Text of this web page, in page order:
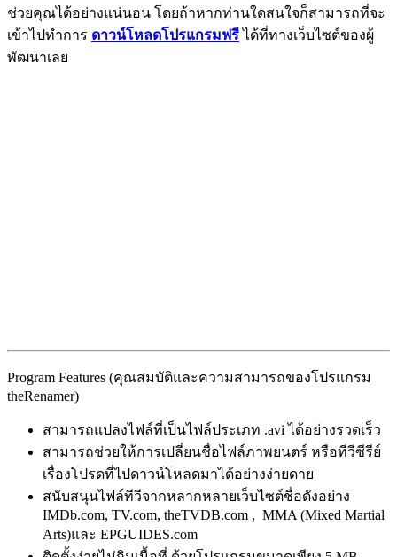
ช่วยคุณได้อย่างแน่นอน โดยถ้าหากท่านใดสนใจก็สามารถที่จะ
เข้าไปทำการ ดาวน์โหลดโปรแกรมฟรี ได้ที่ทางเว็บไซต์ของผู้
พัฒนาเลย
Program Features (คุณสมบัติและความสามารถของโปรแกรม
theRenamer)
สามารถแปลงไฟล์ที่เป็นไฟล์ประเภท .avi ได้อย่างรวดเร็ว
สามารถช่วยให้การเปลี่ยนชื่อไฟล์ภาพยนตร์ หรือทีวีซีรีย์
เรื่องโปรดที่ไปดาวน์โหลดมาได้อย่างง่ายดาย
สนับสนุนไฟล์ทีวีจากหลากหลายเว็บไซต์ชื่อดังอย่าง
IMDb.com, TV.com, theTVDB.com , MMA (Mixed Martial
Arts)และ EPGUIDES.com